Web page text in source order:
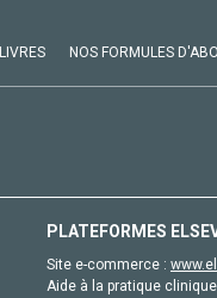
LIVRES NOS FORMULES
PLATEFORMES
Site e-commerce :
Aide à la pratique